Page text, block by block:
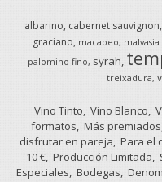
albarino cabernet sauvignon
graciano macabeo
palomino-fino syrah
treixadura
Vino Tinto Vino Blanco
formatos Más premiados
disfrutar en pareja Para el
10 € Producción Limitada
Especiales Bodegas